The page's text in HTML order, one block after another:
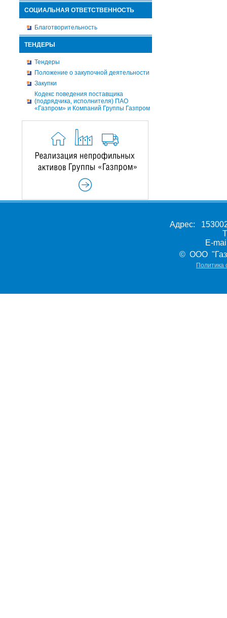
СОЦИАЛЬНАЯ ОТВЕТСТВЕННОСТЬ
Благотворительность
ТЕНДЕРЫ
Тендеры
Положение о закупочной деятельности
Закупки
Кодекс поведения поставщика
(подрядчика, исполнителя) ПАО
«Газпром» и Компаний Группы Газпром
Адрес:
E-
© ООО
Политика